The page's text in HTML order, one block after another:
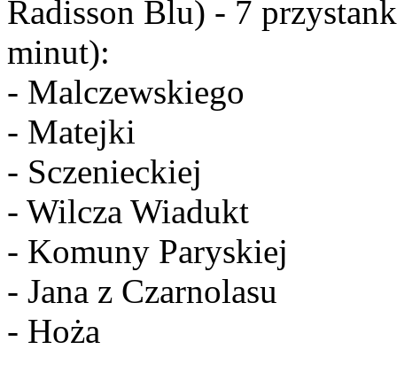
Radisson Blu) - 7
minut):
- Malczewskiego
- Matejki
- Sczenieckiej
- Wilcza Wiadukt
- Komuny Paryskiej
- Jana z Czarnolasu
- Hoża